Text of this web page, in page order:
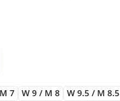
7 W 9 / M 8 W 9.5 / M 8.5